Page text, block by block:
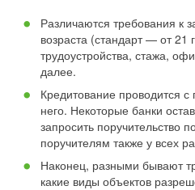
Различаются требования к
возраста (стандарт — от 21
трудоустройства, стажа,
далее.
Кредитование проводится с
него. Некоторые банки
запросить поручительство
поручителям также у всех
Наконец, разными бывают
какие виды объектов